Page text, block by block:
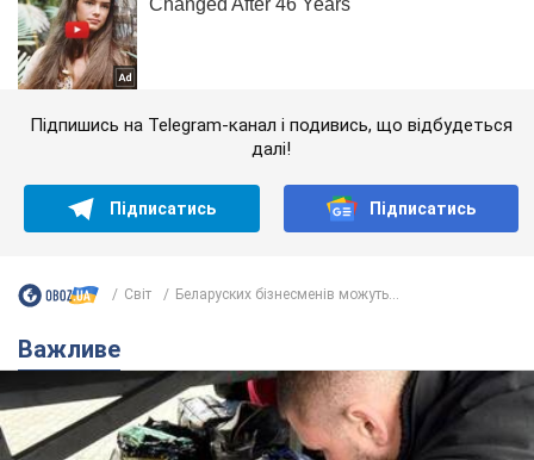
Підпишись на Telegram-канал і подивись, що відбудеться
далі!
Підписатись Підписатись
Світ Беларуских бізнесменів можуть...
Важливе